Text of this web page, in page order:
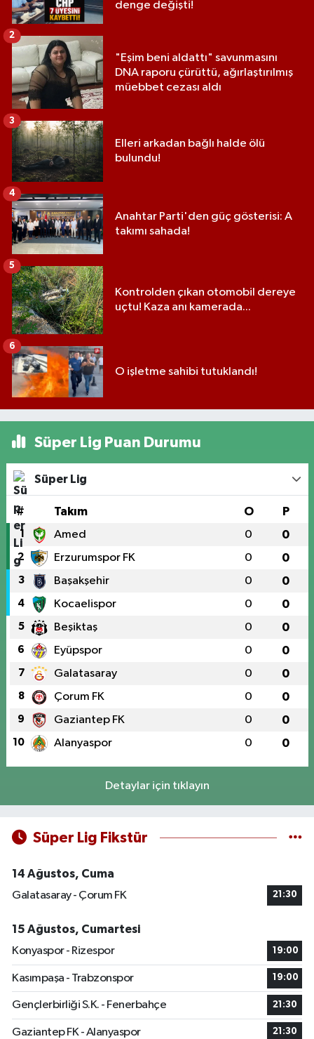
denge değişti!
"Eşim beni aldattı" savunmasını
DNA raporu çürüttü, ağırlaştırılmış
müebbet cezası aldı
2
Elleri arkadan bağlı halde ölü
bulundu!
3
Anahtar Parti'den güç gösterisi: A
takımı sahada!
4
Kontrolden çıkan otomobil dereye
uçtu! Kaza anı kamerada...
5
O işletme sahibi tutuklandı!
6
Süper Lig Puan Durumu
Süper Lig
# Takım O P
1 Amed 0 0
2 Erzurumspor FK 0 0
3 Başakşehir 0 0
4 Kocaelispor 0 0
5 Beşiktaş 0 0
6 Eyüpspor 0 0
7 Galatasaray 0 0
8 Çorum FK 0 0
9 Gaziantep FK 0 0
10 Alanyaspor 0 0
Detaylar için tıklayın
Süper Lig Fikstür
14 Ağustos, Cuma
Galatasaray - Çorum FK
21:30
15 Ağustos, Cumartesi
Konyaspor - Rizespor
19:00
Kasımpaşa - Trabzonspor 19:00
Gençlerbirliği S.K. - Fenerbahçe 21:30
Gaziantep FK - Alanyaspor 21:30